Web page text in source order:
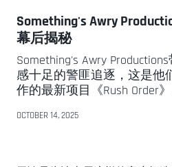
Something's Awry
幕后揭秘
Something's Awry
感十足的警匪追逐，这是他
作的最新项目《Rush Order》
OCTOBER 14, 2025